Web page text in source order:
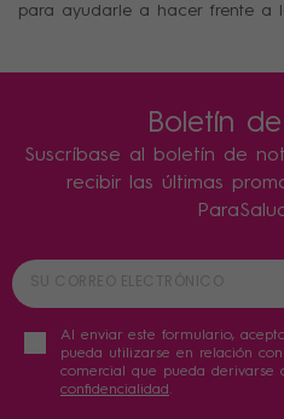
para ayudarle a hacer frente a
Boletín
Suscríbase al boletín de
recibir las últimas
Al enviar este formulario,
pueda utilizarse en relación
comercial que pueda derivarse
confidencialidad .